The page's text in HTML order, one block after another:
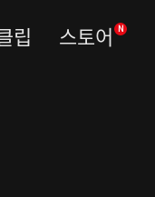
립 스토어 N